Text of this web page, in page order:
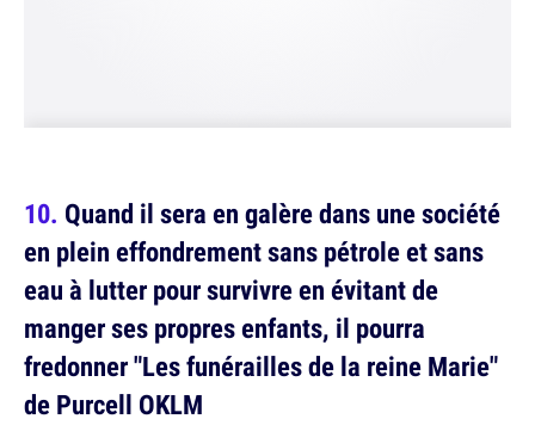
Quand il sera en galère dans une société
en plein effondrement sans pétrole et sans
eau à lutter pour survivre en évitant de
manger ses propres enfants, il pourra
fredonner "Les funérailles de la reine Marie"
de Purcell OKLM